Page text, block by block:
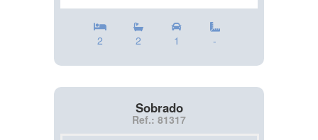
2 2 1 -
Sobrado
Ref.: 81317